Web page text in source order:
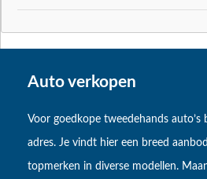
Auto verkopen
Voor goedkope tweedehands auto’s
adres. Je vindt hier een breed
topmerken in diverse modellen.